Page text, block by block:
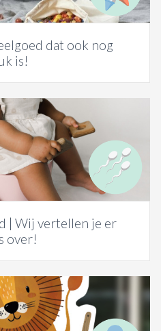
dat ook nog
is!
| Wij vertellen je er
over!